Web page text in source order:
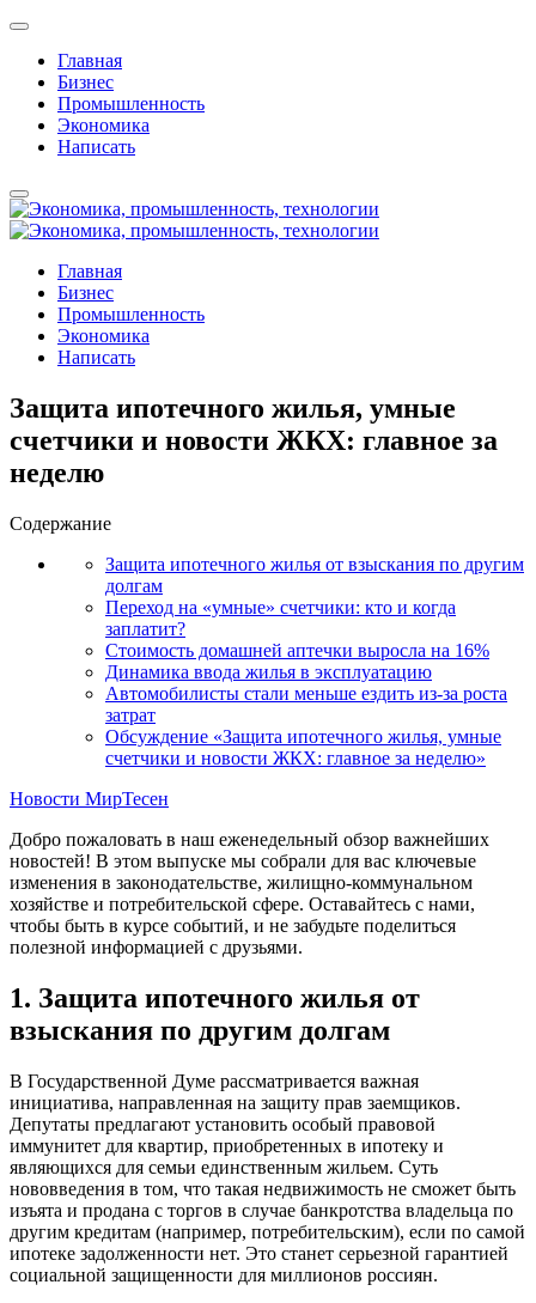
Главная
Бизнес
Промышленность
Экономика
Написать
Главная
Бизнес
Промышленность
Экономика
Написать
Защита ипотечного жилья, умные
счетчики и новости ЖКХ: главное за
неделю
Содержание
Защита ипотечного жилья от взыскания по другим
долгам
Переход на «умные» счетчики: кто и когда
заплатит?
Стоимость домашней аптечки выросла на 16%
Динамика ввода жилья в эксплуатацию
Автомобилисты стали меньше ездить из-за роста
затрат
Обсуждение «Защита ипотечного жилья, умные
счетчики и новости ЖКХ: главное за неделю»
Новости МирТесен
Добро пожаловать в наш еженедельный обзор важнейших
новостей! В этом выпуске мы собрали для вас ключевые
изменения в законодательстве, жилищно-коммунальном
хозяйстве и потребительской сфере. Оставайтесь с нами,
чтобы быть в курсе событий, и не забудьте поделиться
полезной информацией с друзьями.
1. Защита ипотечного жилья от
взыскания по другим долгам
В Государственной Думе рассматривается важная
инициатива, направленная на защиту прав заемщиков.
Депутаты предлагают установить особый правовой
иммунитет для квартир, приобретенных в ипотеку и
являющихся для семьи единственным жильем. Суть
нововведения в том, что такая недвижимость не сможет быть
изъята и продана с торгов в случае банкротства владельца по
другим кредитам (например, потребительским), если по самой
ипотеке задолженности нет. Это станет серьезной гарантией
социальной защищенности для миллионов россиян.